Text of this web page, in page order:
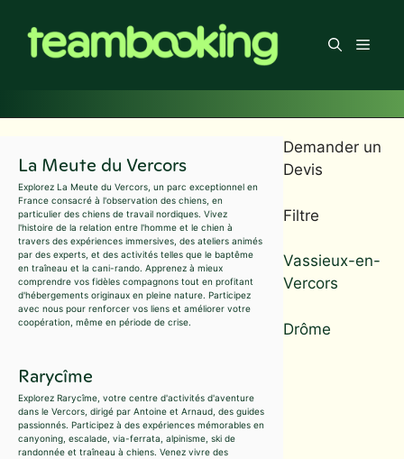
contenu
Menu
La Meute du Vercors
Explorez La Meute du Vercors, un parc exceptionnel en
France consacré à l'observation des chiens, en
particulier des chiens de travail nordiques. Vivez
l'histoire de la relation entre l'homme et le chien à
travers des expériences immersives, des ateliers animés
par des experts, et des activités telles que le baptême
en traîneau et la cani-rando. Apprenez à mieux
comprendre vos fidèles compagnons tout en profitant
d'hébergements originaux en pleine nature. Participez
avec nous pour renforcer vos liens et améliorer votre
coopération, même en période de crise.
Rarycîme
Explorez Rarycîme, votre centre d'activités d'aventure
dans le Vercors, dirigé par Antoine et Arnaud, des guides
passionnés. Participez à des expériences mémorables en
canyoning, escalade, via-ferrata, alpinisme, ski de
randonnée et traîneau à chiens. Venez vivre des
Demander un
Devis
Filtre
Vassieux-en-
Vercors
Drôme